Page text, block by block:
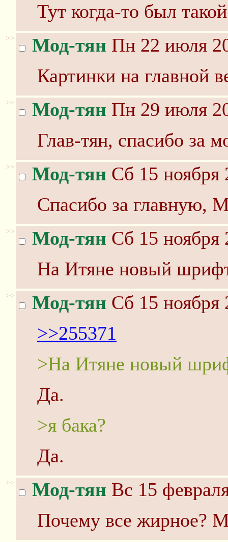
Тут когда-то был
>> Мод-тян Пн 22 июля
Картинки на главной
>> Мод-тян Пн 29 июля
Глав-тян, спасибо за
>> Мод-тян Сб 15 ноября
Спасибо за главную,
>> Мод-тян Сб 15 ноября
На Итяне новый
>> Мод-тян Сб 15 ноября
>>255371
>На Итяне новый
Да.
>я бака?
Да.
>> Мод-тян Вс 15
Почему все жирное?